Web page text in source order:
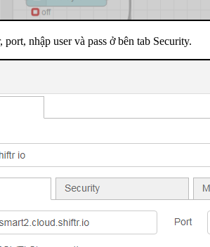
nhập user và pass ở bên tab Security.